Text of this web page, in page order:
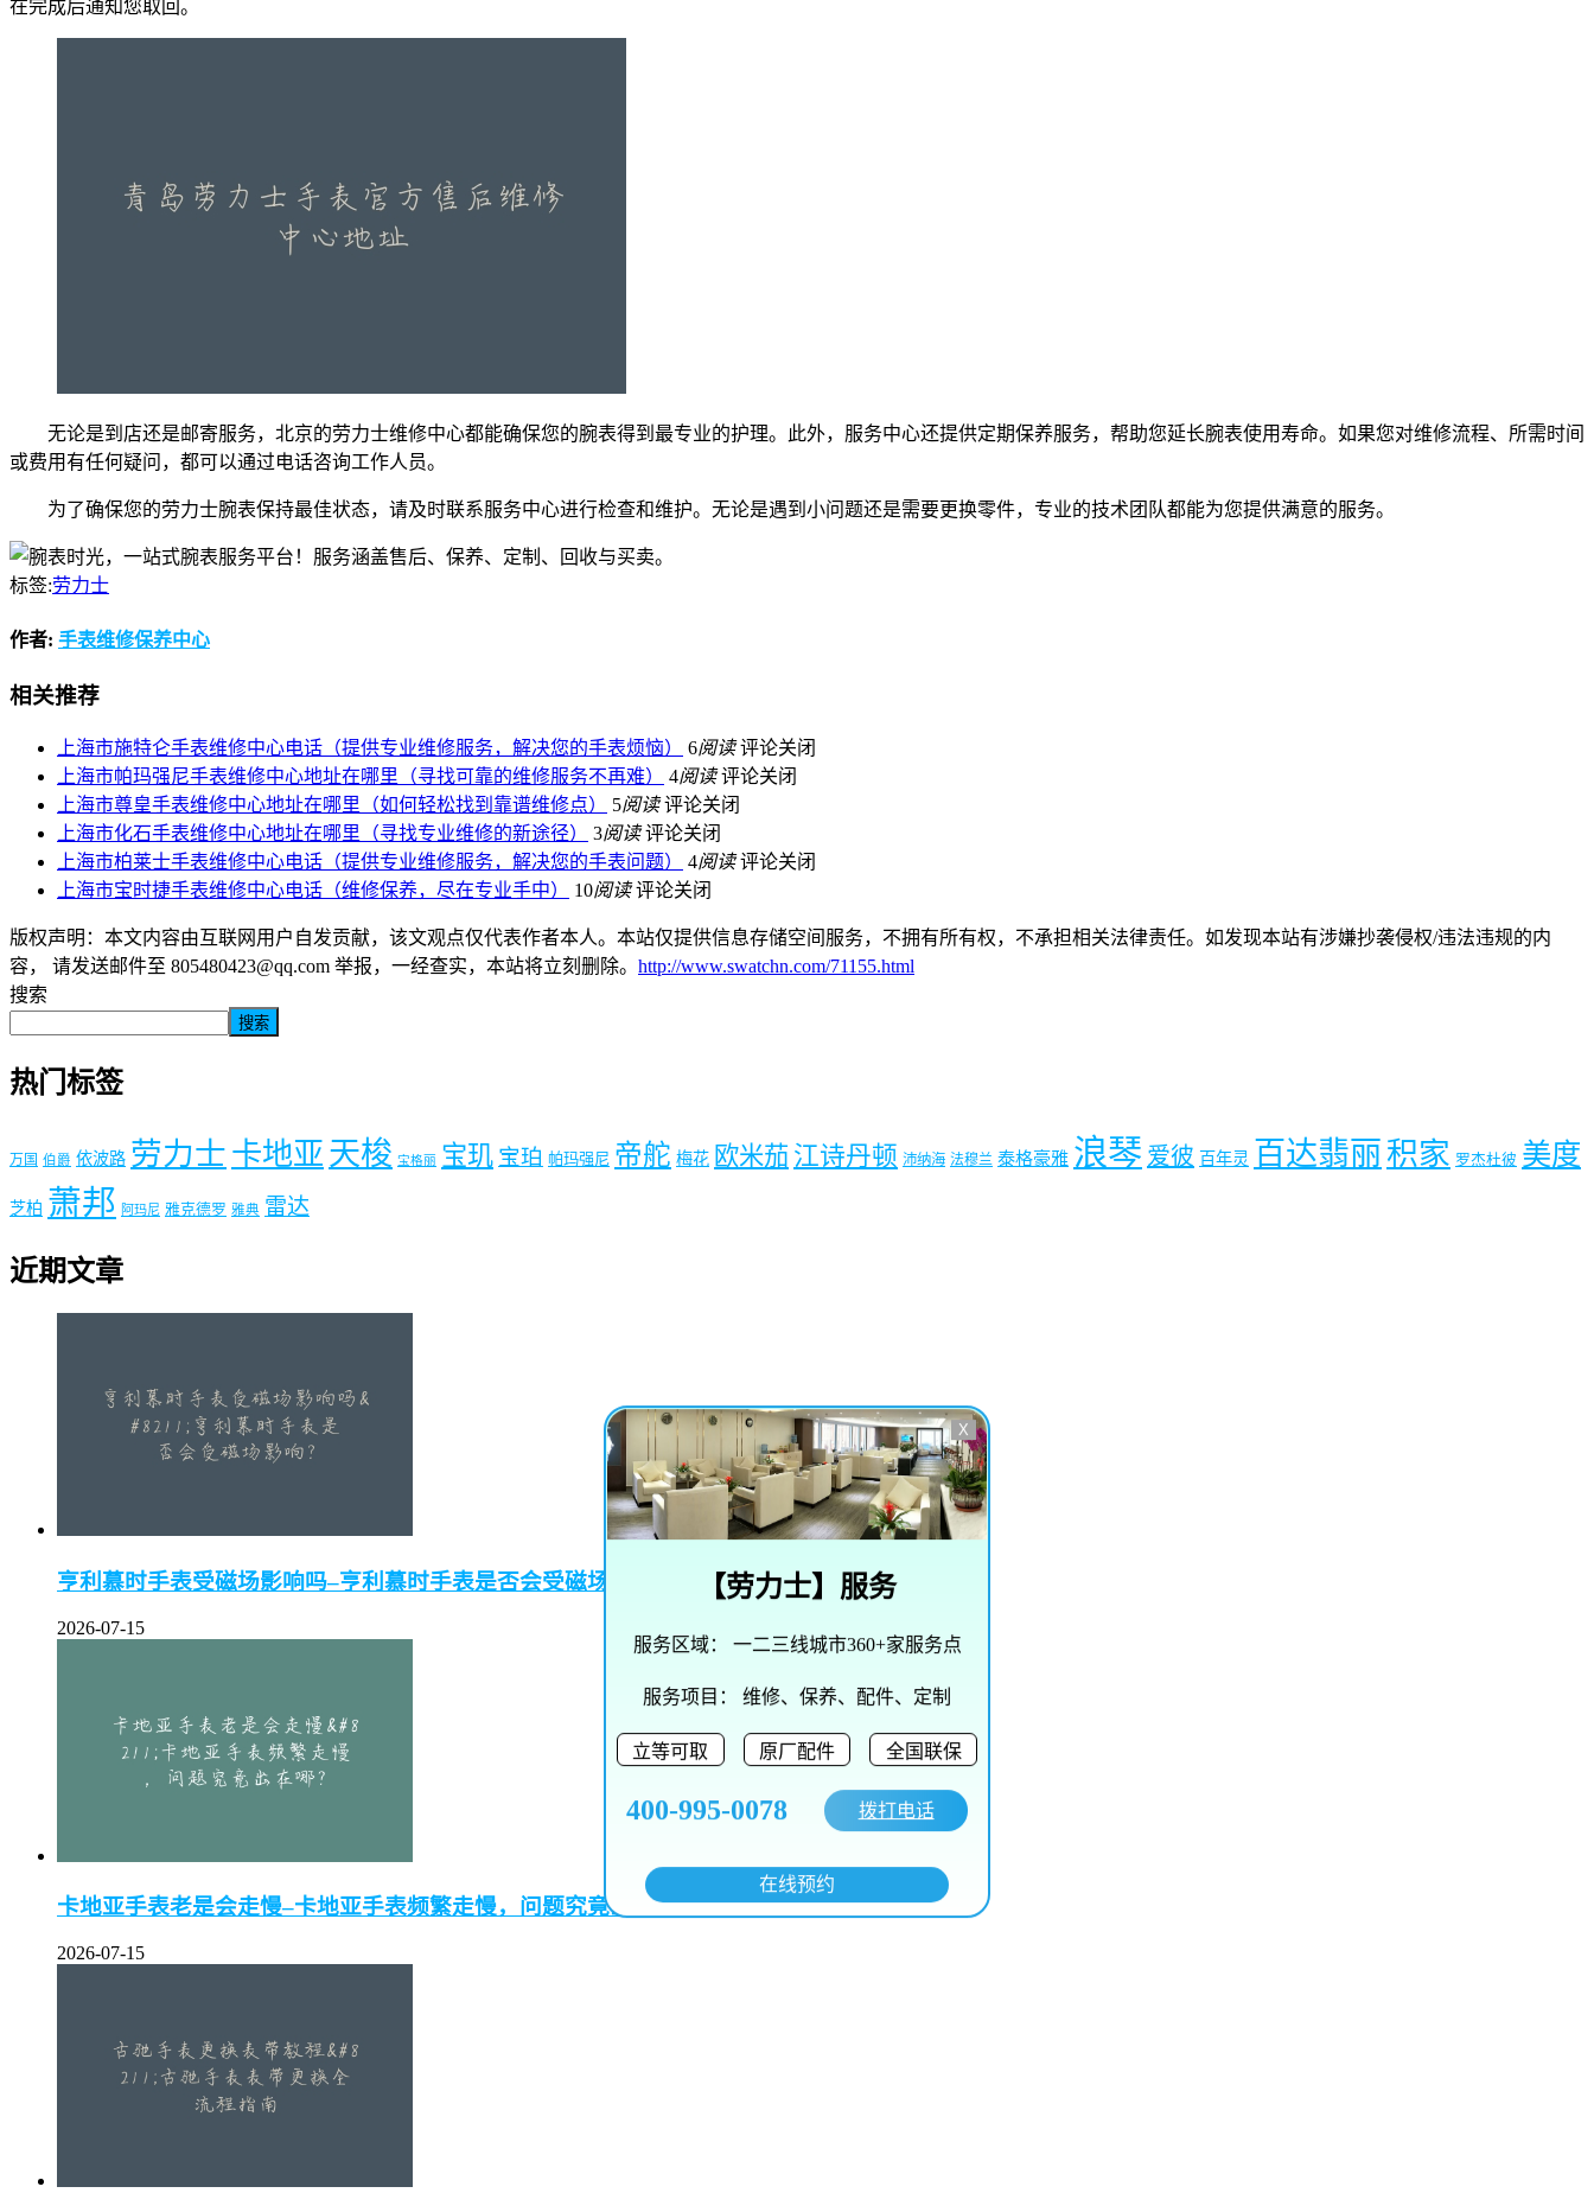
在完成后通知您取回。
无论是到店还是邮寄服务，北京的劳力士维修中心都能确保您的腕表得到最专业的护理。此外，服务中心还提供定期保养服务，帮助您延长腕表使用寿命。如果您对维修流程、所需时间
或费用有任何疑问，都可以通过电话咨询工作人员。
为了确保您的劳力士腕表保持最佳状态，请及时联系服务中心进行检查和维护。无论是遇到小问题还是需要更换零件，专业的技术团队都能为您提供满意的服务。
标签:劳力士
作者: 手表维修保养中心
相关推荐
上海市施特仑手表维修中心电话（提供专业维修服务，解决您的手表烦恼） 6阅读 评论关闭
上海市帕玛强尼手表维修中心地址在哪里（寻找可靠的维修服务不再难）
4阅读 评论关闭
上海市尊皇手表维修中心地址在哪里（如何轻松找到靠谱维修点）
5阅读 评论关闭
上海市化石手表维修中心地址在哪里（寻找专业维修的新途径）
3阅读 评论关闭
上海市柏莱士手表维修中心电话（提供专业维修服务，解决您的手表问题）
4阅读 评论关闭
上海市宝时捷手表维修中心电话（维修保养，尽在专业手中）
10阅读 评论关闭
版权声明：本文内容由互联网用户自发贡献，该文观点仅代表作者本人。本站仅提供信息存储空间服务，不拥有所有权，不承担相关法律责任。如发现本站有涉嫌抄袭侵权/违法违规的内
容， 请发送邮件至 805480423@qq.com 举报，一经查实，本站将立刻删除。 http://www.swatchn.com/71155.html
搜索
搜索
热门标签
万国 伯爵 依波路 劳力士 卡地亚 天梭 宝格丽 宝玑 宝珀 帕玛强尼 帝舵 梅花 欧米茄 江诗丹顿 沛纳海 法穆兰 泰格豪雅 浪琴 爱彼 百年灵 百达翡丽 积家 罗杰杜彼 美度
芝柏 萧邦 阿玛尼 雅克德罗 雅典 雷达
近期文章
亨利慕时手表受磁场影响吗–亨利慕时手表是否会受磁场影响？
2026-07-15
卡地亚手表老是会走慢–卡地亚手表频繁走慢，问题究竟出在哪？
2026-07-15
X
【劳力士】服务
服务区域： 一二三线城市360+家服务点
服务项目： 维修、保养、配件、定制
立等可取 原厂配件 全国联保
400-995-0078 拨打电话
在线预约